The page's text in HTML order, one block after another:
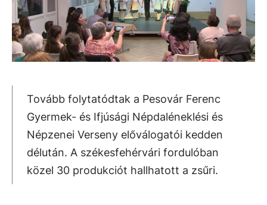
Tovább folytatódtak a Pesovár Ferenc
Gyermek- és Ifjúsági Népdaléneklési és
Népzenei Verseny előválogatói kedden
délután. A székesfehérvári fordulóban
közel 30 produkciót hallhatott a zsűri.